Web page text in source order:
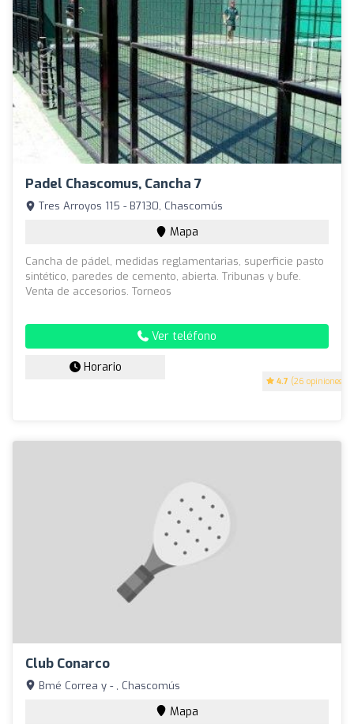
Padel Chascomus, Cancha 7
4.7 (26 opiniones)
Tres Arroyos 115 - B7130, Chascomús
Mapa
Cancha de pádel, medidas reglamentarias, superficie pasto
sintético, paredes de cemento, abierta. Tribunas y bufe.
Venta de accesorios. Torneos
Ver teléfono
Horario
Club Conarco
Bmé Correa y - , Chascomús
Mapa